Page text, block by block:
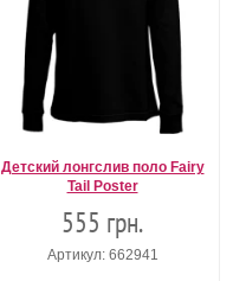
Детский лонгслив поло Fairy
Tail Poster
555 грн.
Артикул: 662941